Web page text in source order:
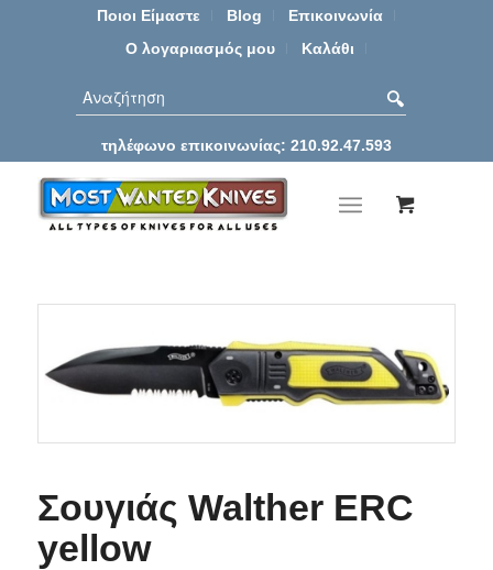
Ποιοι Είμαστε Blog
Επικοινωνία
Ο λογαριασμός μου
Καλάθι
τηλέφωνο επικοινωνίας: 210.92.47.593
Σουγιάς Walther ERC
yellow